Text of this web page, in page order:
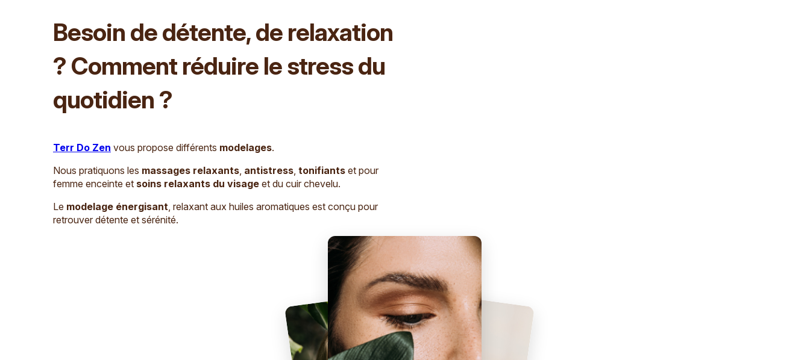
Besoin de détente, de relaxation
? Comment réduire le stress du
quotidien ?
Terr Do Zen vous propose différents modelages.
Nous pratiquons les massages relaxants antistress tonifiants et pour
femme enceinte et soins relaxants du visage et du cuir chevelu.
Le modelage énergisant , relaxant aux huiles aromatiques est conçu pour
retrouver détente et sérénité.